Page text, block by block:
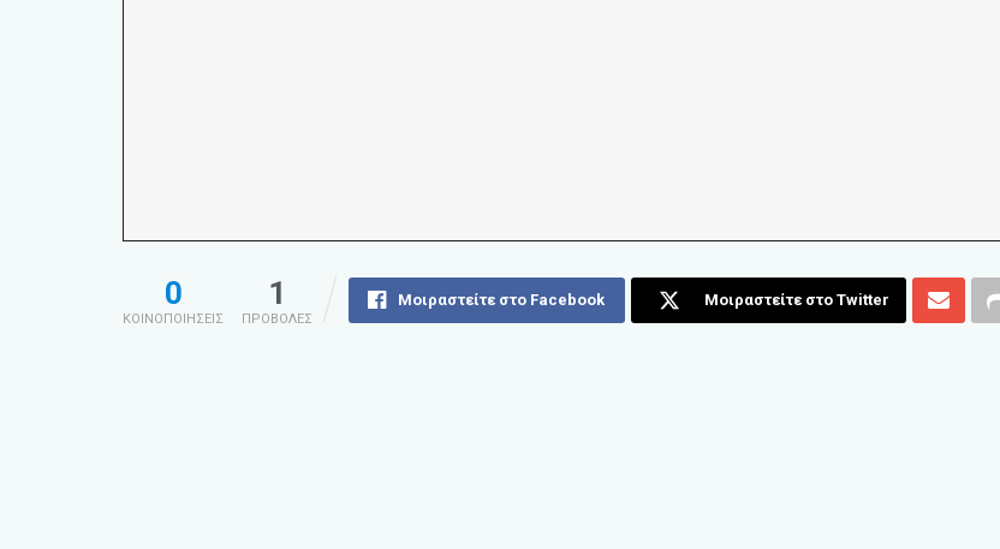
0
ΚΟΙΝΟΠΟΙΗΣΕΙΣ
1
ΠΡΟΒΟΛΕΣ
Μοιραστείτε στο Facebook Μοιραστείτε στο Twitter